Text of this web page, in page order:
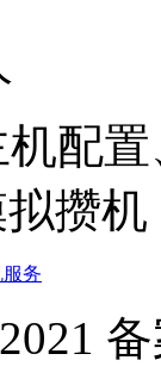
配
攒机
务